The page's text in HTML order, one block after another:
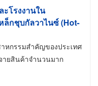
โรงงานใน
ล็กชุบกัลวาไนซ์ (Hot-
หกรรมสำคัญของประเทศ
ายสินค้าจำนวนมาก